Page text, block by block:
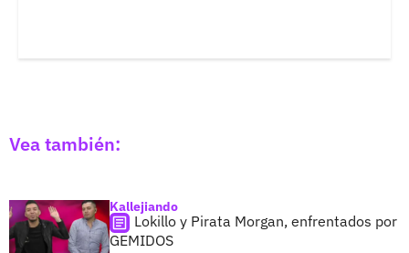
Vea también:
Kallejiando
Lokillo y Pirata Morgan, enfrentados por
GEMIDOS